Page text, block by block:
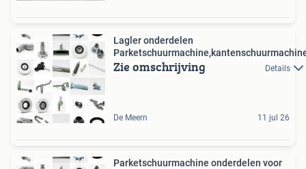
Lagler onderdelen
Zie omschrijving Details
De Meern 11 jul 26
Parketschuurmachine onderdelen voor